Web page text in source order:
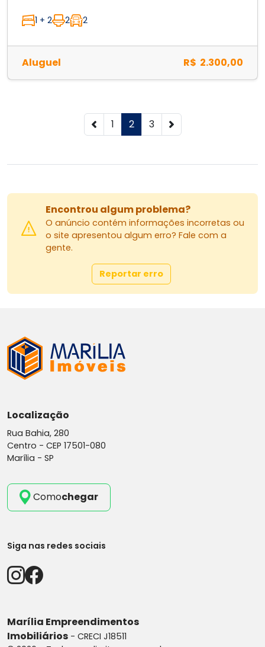
1 + 2 2 2
Aluguel R$ 2.300,00
1 2 3
Encontrou algum problema?
O anúncio contém informações incorretas ou
o site apresentou algum erro? Fale com a
gente.
Reportar erro
Localização
Rua Bahia, 280
Centro - CEP 17501-080
Marília - SP
Comochegar
Siga nas redes sociais
Marília Empreendimentos
Imobiliários - CRECI J18511